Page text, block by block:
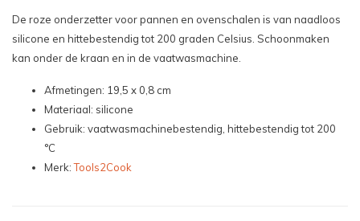
De roze onderzetter voor pannen en ovenschalen is van naadloos
silicone en hittebestendig tot 200 graden Celsius. Schoonmaken
kan onder de kraan en in de vaatwasmachine.
Afmetingen: 19,5 x 0,8 cm
Materiaal: silicone
Gebruik: vaatwasmachinebestendig, hittebestendig tot 200
°C
Merk:Tools2Cook